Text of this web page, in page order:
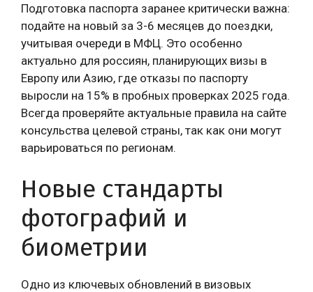
Подготовка паспорта заранее критически важна:
подайте на новый за 3-6 месяцев до поездки,
учитывая очереди в МФЦ. Это особенно
актуально для россиян, планирующих визы в
Европу или Азию, где отказы по паспорту
выросли на 15% в пробных проверках 2025 года.
Всегда проверяйте актуальные правила на сайте
консульства целевой страны, так как они могут
варьироваться по регионам.
Новые стандарты
фотографий и
биометрии
Одно из ключевых обновлений в визовых